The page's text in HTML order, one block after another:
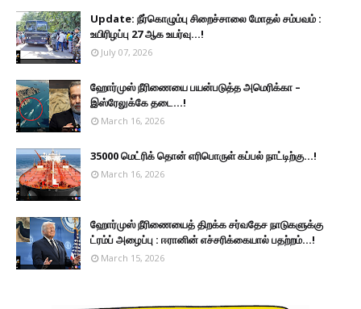
Update: நீர்கொழும்பு சிறைச்சாலை மோதல் சம்பவம் :
உயிரிழப்பு 27 ஆக உயர்வு...!
July 07, 2026
ஹோர்முஸ் நீரிணையை பயன்படுத்த அமெரிக்கா –
இஸ்ரேலுக்கே தடை...!
March 16, 2026
35000 மெட்ரிக் தொன் எரிபொருள் கப்பல் நாட்டிற்கு...!
March 16, 2026
ஹோர்முஸ் நீரிணையைத் திறக்க சர்வதேச நாடுகளுக்கு
ட்ரம்ப் அழைப்பு : ஈரானின் எச்சரிக்கையால் பதற்றம்...!
March 15, 2026